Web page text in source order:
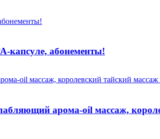
капсуле, абонементы!
арома-oil массаж,